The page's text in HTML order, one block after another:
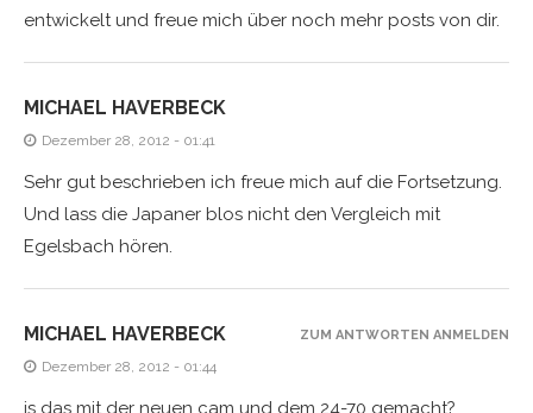
entwickelt und freue mich über noch mehr posts von dir.
MICHAEL HAVERBECK
Dezember 28, 2012 - 01:41
Sehr gut beschrieben ich freue mich auf die Fortsetzung.
Und lass die Japaner blos nicht den Vergleich mit
Egelsbach hören.
MICHAEL HAVERBECK
Dezember 28, 2012 - 01:44
is das mit der neuen cam und dem 24-70 gemacht?
ZUM ANTWORTEN ANMELDEN